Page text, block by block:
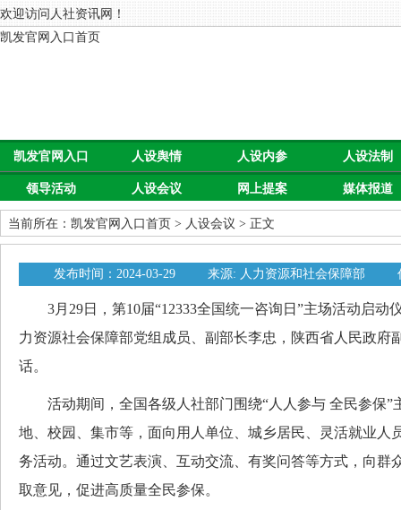
欢迎访问人社资讯网！
凯发官网入口首页
凯发官网入口
首页
人设舆情 人设内参 人设法制
领导活动 人设会议 网上提案 媒体报道
当前所在： 凯发官网入口首页 > 人设会议 > 正文
发布时间：2024-03-29 来源: 人力资源和社会保障部
3月29日，第10届“12333全国统一咨询日”主场活动启动
力资源社会保障部党组成员、副部长李忠，陕西省人民政府
话。
活动期间，全国各级人社部门围绕“人人参与 全民参保”
地、校园、集市等，面向用人单位、城乡居民、灵活就业人
务活动。通过文艺表演、互动交流、有奖问答等方式，向群
取意见，促进高质量全民参保。